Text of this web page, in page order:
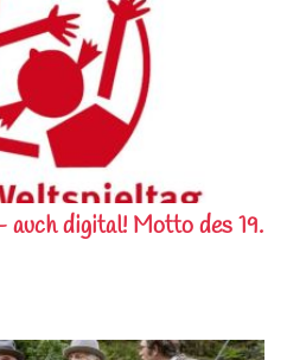
digital! Motto des 19.